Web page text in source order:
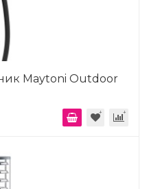
Maytoni Outdoor